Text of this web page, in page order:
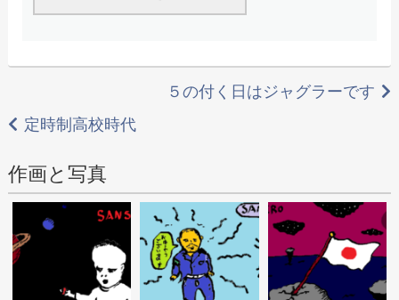
稿
ナ
ビ
ゲ
ー
５の付く日はジャグラーです
定時制高校時代
作画と写真